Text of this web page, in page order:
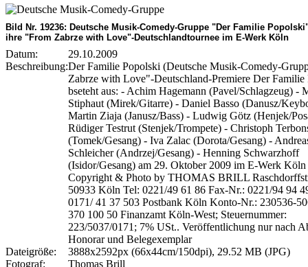
Bild Nr. 19236: Deutsche Musik-Comedy-Gruppe "Der Familie
ihre "From Zabrze with Love"-Deutschlandtournee im E-Werk Köln
Datum:
29.10.2009
Beschreibung:Der Familie Popolski (Deutsche Musik-Comedy-
Zabrze with Love"-Deutschland-Premiere Der Familie
bseteht aus: - Achim Hagemann (Pavel/Schlagzeug) -
Stiphaut (Mirek/Gitarre) - Daniel Basso (Danusz/
Martin Ziaja (Janusz/Bass) - Ludwig Götz (Henjek/
Rüdiger Testrut (Stenjek/Trompete) - Christoph
(Tomek/Gesang) - Iva Zalac (Dorota/Gesang) -
Schleicher (Andrzej/Gesang) - Henning Schwarzhoff
(Isidor/Gesang) am 29. Oktober 2009 im E-Werk Köln
Copyright & Photo by THOMAS BRILL
50933 Köln Tel: 0221/49 61 86 Fax-Nr.: 0221/94 94
0171/ 41 37 503 Postbank Köln Konto-Nr.: 230536-
370 100 50 Finanzamt Köln-West; Steuernummer:
223/5037/0171; 7% USt.. Veröffentlichung nur nach
Honorar und Belegexemplar
Dateigröße:
3888x2592px (66x44cm/150dpi), 29.52 MB (JPG)
Fotograf:
Thomas Brill